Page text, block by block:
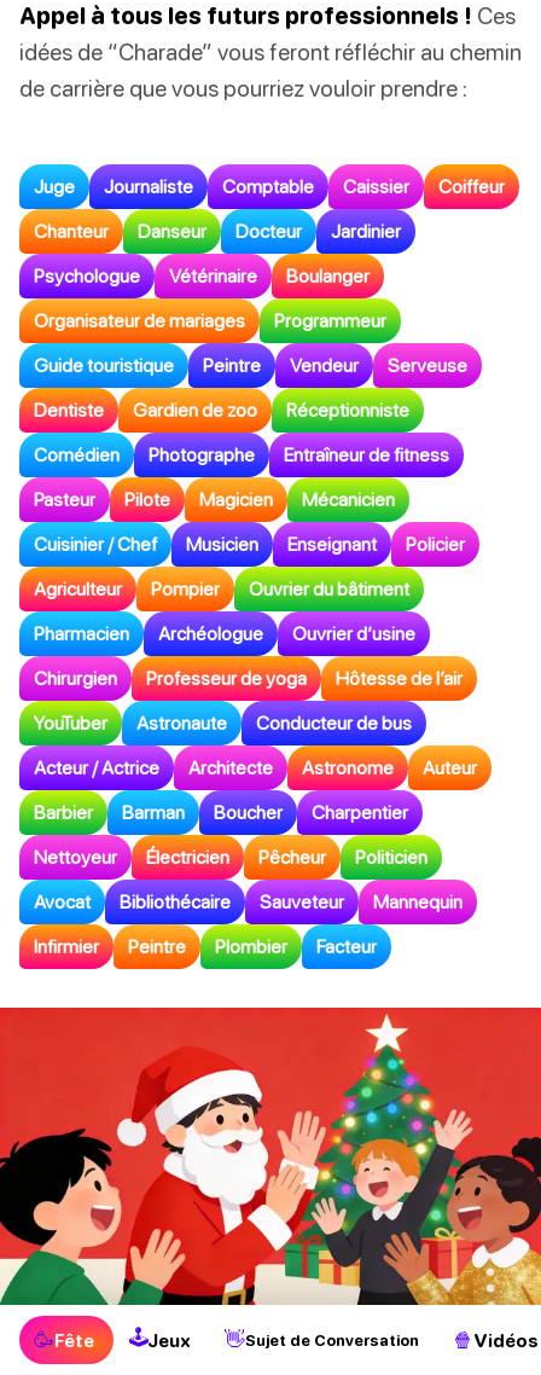
Appel à tous les futurs professionnels ! Ces
idées de “Charade” vous feront réfléchir au chemin
de carrière que vous pourriez vouloir prendre :
Juge Journaliste Comptable Caissier Coiffeur
Chanteur Danseur Docteur Jardinier
Psychologue Vétérinaire Boulanger
Organisateur de mariages Programmeur
Guide touristique Peintre Vendeur Serveuse
Dentiste Gardien de zoo Réceptionniste
Comédien Photographe Entraîneur de fitness
Pasteur Pilote Magicien Mécanicien
Cuisinier / Chef Musicien Enseignant Policier
Agriculteur Pompier Ouvrier du bâtiment
Pharmacien Archéologue Ouvrier d’usine
Chirurgien Professeur de yoga Hôtesse de l’air
YouTuber Astronaute Conducteur de bus
Acteur / Actrice Architecte Astronome Auteur
Barbier Barman Boucher Charpentier
Nettoyeur Électricien Pêcheur Politicien
Avocat Bibliothécaire Sauveteur Mannequin
Infirmier Peintre Plombier Facteur
🥳Fête 🕹Jeux 👋Sujet de Conversation 🍿 Vidéos